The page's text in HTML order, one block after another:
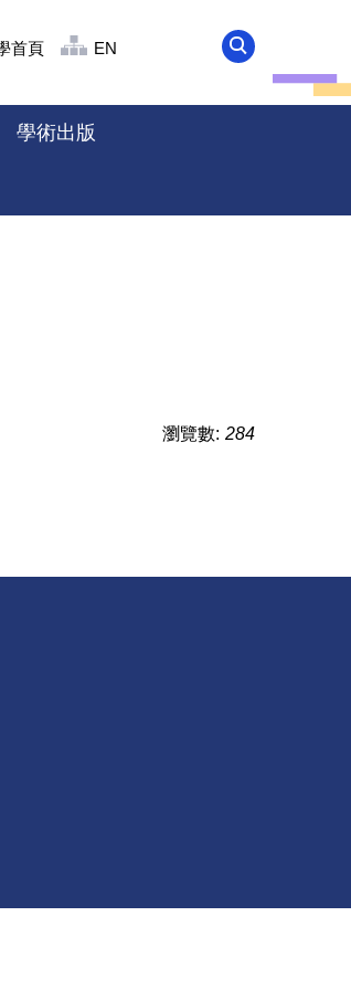
學術出版
首頁 EN
瀏覽數: 284